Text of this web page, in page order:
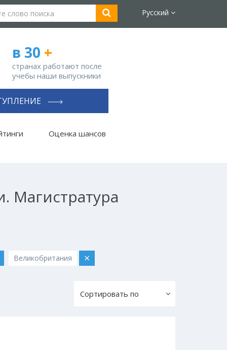
Русский
в 30 +
странах работают после
учебы наши выпускники
Оценка шансов
Магистратура
Великобритания ×
Сортировать по